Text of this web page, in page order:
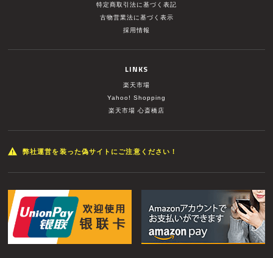
特定商取引法に基づく表記
古物営業法に基づく表示
採用情報
LINKS
楽天市場
Yahoo! Shopping
楽天市場 心斎橋店
弊社運営を装った偽サイトにご注意ください！